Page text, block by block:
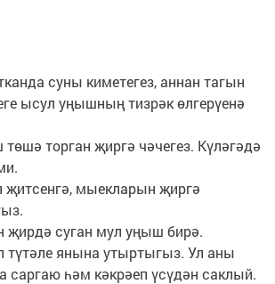
суны киметегез, аннан тагын
ысул уңышның тизрәк өлгерүенә
торган җиргә чәчегез. Күләгәдә
җитсенгә, мыекларын җиргә
җирдә суган мул уңыш бирә.
түтәле янына утыртыгыз. Ул аны
саргаю һәм кәкрәеп үсүдән саклый.